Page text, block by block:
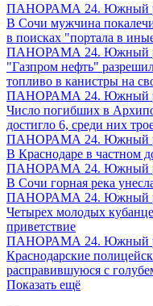
ПАНОРАМА 24. Южный
В Сочи мужчина
в поисках "портала в
ПАНОРАМА 24. Южный
"Газпром нефть"
топливо в канистры на
ПАНОРАМА 24. Южный
Число погибших в
достигло 6, среди них
ПАНОРАМА 24. Южный
В Краснодаре в частном
ПАНОРАМА 24. Южный
В Сочи горная река
ПАНОРАМА 24. Южный
Четырех молодых
приветствие
ПАНОРАМА 24. Южный
Краснодарские
расправившуюся с
Показать ещё